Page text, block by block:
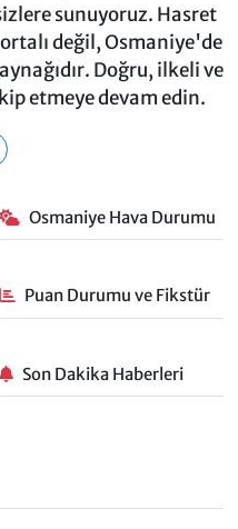
sunuyoruz. Hasret
değil, Osmaniye'de
Doğru, ilkeli ve
etmeye devam edin.
Osmaniye Hava Durumu
Puan Durumu ve Fikstür
Son Dakika Haberleri